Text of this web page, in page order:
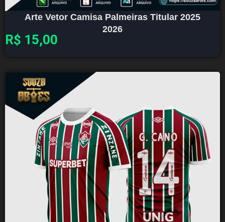
Arte Vetor Camisa Palmeiras Titular 2025
2026
R$ 15,00